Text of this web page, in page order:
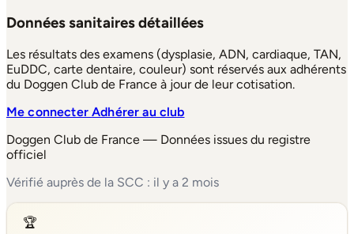
Données sanitaires détaillées
Les résultats des examens (dysplasie, ADN, cardiaque, TAN,
EuDDC, carte dentaire, couleur) sont réservés aux adhérents
du Doggen Club de France à jour de leur cotisation.
Me connecterAdhérer au club
Doggen Club de France — Données issues du registre
officiel
Vérifié auprès de la SCC : il y a 2 mois
🏆